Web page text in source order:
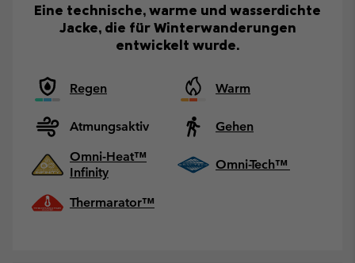
Eine technische, warme und wasserdichte
Jacke, die für Winterwanderungen
entwickelt wurde.
Regen Warm
Atmungsaktiv
Gehen
Omni-Heat™
Infinity
Omni-Tech™
Thermarator™